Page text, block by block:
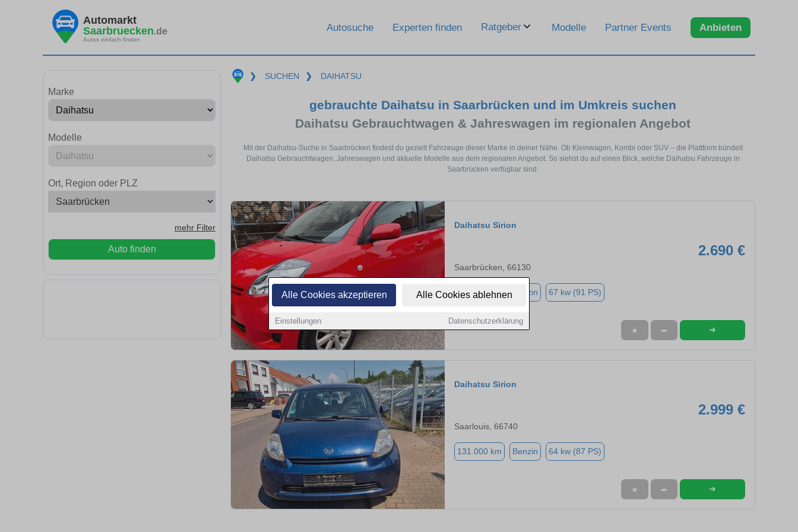
Alle Cookies akzeptieren Alle Cookies ablehnen
Einstellungen Datenschutzerklärung
Automarkt
Saarbruecken.de
Autos einfach finden
Autosuche Experten finden Ratgeber Modelle Partner Events Anbieten
Marke
Modelle
Ort, Region oder PLZ
mehr Filter
Auto finden
❯ SUCHEN ❯ DAIHATSU
gebrauchte Daihatsu in Saarbrücken und im Umkreis suchen
Daihatsu Gebrauchtwagen & Jahreswagen im regionalen Angebot
Mit der Daihatsu-Suche in Saarbrücken findest du gezielt Fahrzeuge dieser Marke in deiner Nähe. Ob Kleinwagen, Kombi oder SUV – die Plattform bündelt
Daihatsu Gebrauchtwagen, Jahreswagen und aktuelle Modelle aus dem regionalen Angebot. So siehst du auf einen Blick, welche Daihatsu Fahrzeuge in
Saarbrücken verfügbar sind.
Daihatsu Sirion
2.690 €
Saarbrücken, 66130
183.200 km Benzin 67 kw (91 PS)
★ ➦ ➜
Daihatsu Sirion
2.999 €
Saarlouis, 66740
131.000 km Benzin 64 kw (87 PS)
★ ➦ ➜